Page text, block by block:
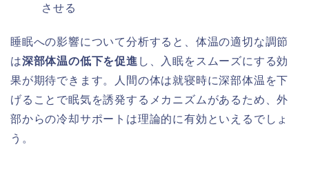
させる
睡眠への影響について分析すると、体温の適切な調節
は深部体温の低下を促進 し、入眠をスムーズにする効
果が期待できます。人間の体は就寝時に深部体温を下
げることで眠気を誘発するメカニズムがあるため、外
部からの冷却サポートは理論的に有効といえるでしょ
う。